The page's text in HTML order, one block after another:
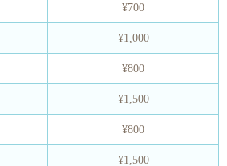
¥700
¥1,000
¥800
¥1,500
¥800
¥1,500